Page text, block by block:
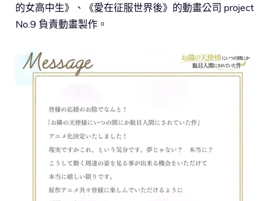
的女高中生》、《愛在征服世界後》的動畫公司 project
No.9 負責動畫製作。